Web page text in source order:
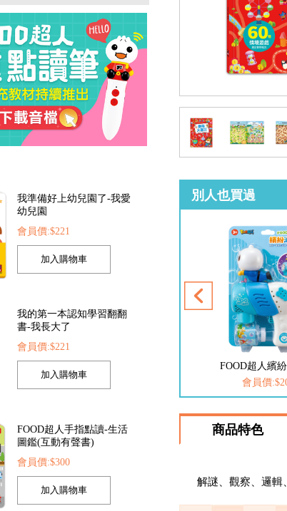
我準備好上幼兒園了-我愛
幼兒園
會員價:$221
我的第一本認知學習翻翻
書-我長大了
會員價:$221
FOOD超人手指點讀-生活
圖鑑(互動有聲書)
會員價:$300
孩子的第一套認知拼圖-動
物王國
會員價:$221
別人也買過
槍
動物大百
會員價
商品特色
解謎、觀察、邏輯